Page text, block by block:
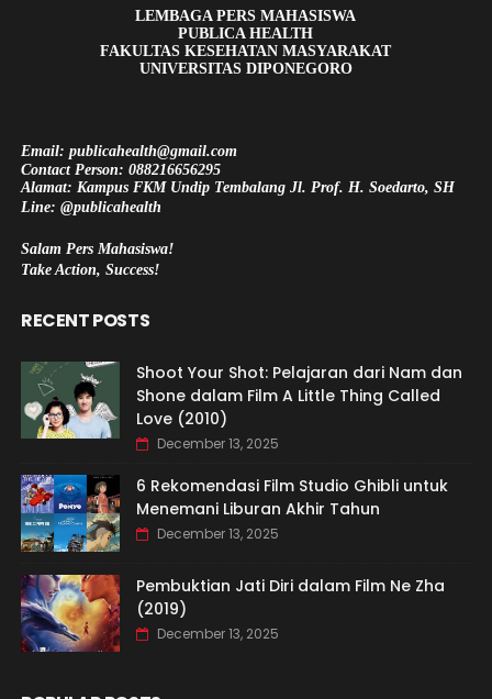
LEMBAGA PERS MAHASISWA
PUBLICA HEALTH
FAKULTAS KESEHATAN MASYARAKAT
UNIVERSITAS DIPONEGORO
Email: publicahealth@gmail.com
Contact Person: 088216656295
Alamat: Kampus FKM Undip Tembalang Jl. Prof. H. Soedarto, SH
Line: @publicahealth
Salam Pers Mahasiswa!
Take Action, Success!
RECENT POSTS
Shoot Your Shot: Pelajaran dari Nam dan
Shone dalam Film A Little Thing Called
Love (2010)
December 13, 2025
6 Rekomendasi Film Studio Ghibli untuk
Menemani Liburan Akhir Tahun
December 13, 2025
Pembuktian Jati Diri dalam Film Ne Zha
(2019)
December 13, 2025